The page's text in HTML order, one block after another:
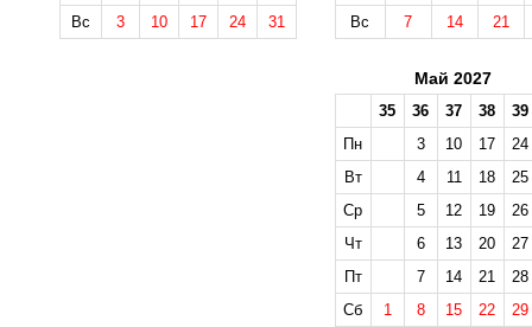
Вс
3 10 17 24 31
Вс
7 14 21
Май 2027
35 36 37 38
39
Пн
3 10 17
24
Вт
4 11 18
25
Ср
5 12 19
26
Чт
6 13 20
27
Пт
7 14 21
28
Сб
1 8 15 22
29